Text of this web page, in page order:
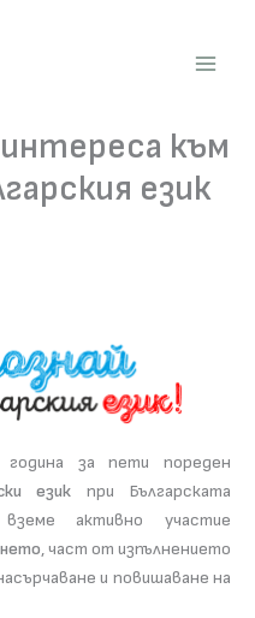
към
език
за пети пореден
език при Българската
активно участие
, част от изпълнението
и повишаване на